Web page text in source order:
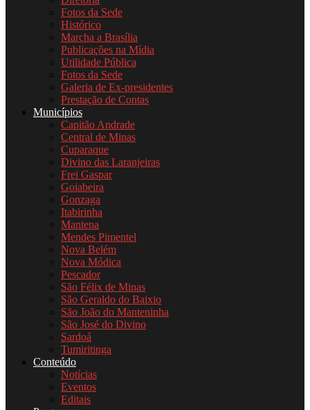
Fotos da Sede
Histórico
Marcha a Brasília
Publicações na Mídia
Utilidade Pública
Fotos da Sede
Galeria de Ex-presidentes
Prestação de Contas
Municípios
Capitão Andrade
Central de Minas
Cuparaque
Divino das Laranjeiras
Frei Gaspar
Goiabeira
Gonzaga
Itabirinha
Mantena
Mendes Pimentel
Nova Belém
Nova Módica
Pescador
São Félix de Minas
São Geraldo do Baixio
São João do Manteninha
São José do Divino
Sardoá
Tumiritinga
Conteúdo
Notícias
Eventos
Editais